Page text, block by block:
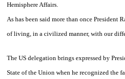
Hemisphere Affairs.
As has been said more than once President
of living, in a civilized manner, with our
The US delegation brings expressed by
State of the Union when he recognized the